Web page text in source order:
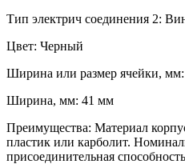
Тип электрич соединения 2:
Цвет: Черный
Ширина или размер ячейки,
Ширина, мм: 41 мм
Преимущества: Материал
пластик или карболит.
присоединительная